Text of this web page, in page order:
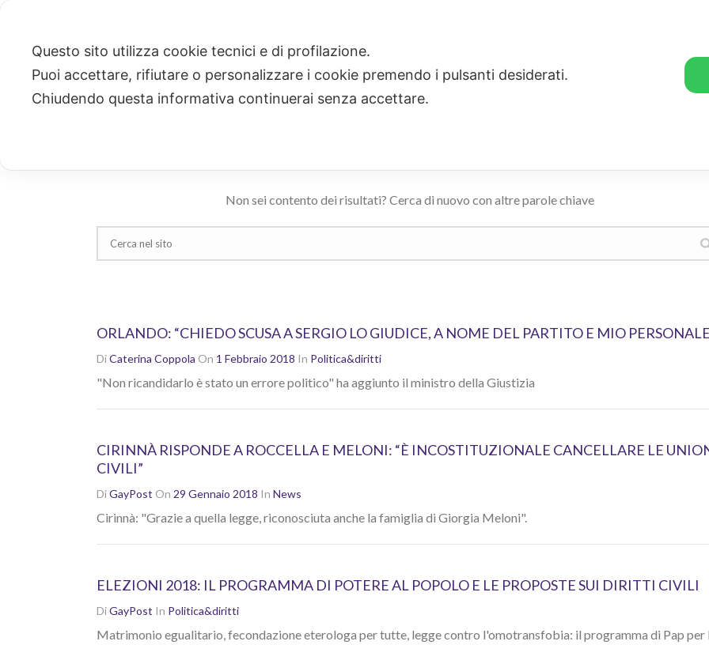
CERCA
Non sei contento dei risultati? Cerca di nuovo con altre parole chiave
ORLANDO: “CHIEDO SCUSA A SERGIO LO GIUDICE, A NOME DEL PARTITO E MIO
DiCaterina Coppola On 1 Febbraio 2018 In Politica&diritti
"Non ricandidarlo è stato un errore politico" ha aggiunto il ministro della Giustizia
CIRINNÀ RISPONDE A ROCCELLA E MELONI: “È INCOSTITUZIONALE CANCELLARE LE
CIVILI”
DiGayPost On 29 Gennaio 2018 In News
Cirinnà: "Grazie a quella legge, riconosciuta anche la famiglia di Giorgia Meloni".
ELEZIONI 2018: IL PROGRAMMA DI POTERE AL POPOLO E LE PROPOSTE SUI DIRITTI CIVILI
DiGayPost In Politica&diritti
Matrimonio egualitario, fecondazione eterologa per tutte, legge contro l'omotransfobia: il programma di Pap per
Questo sito utilizza cookie tecnici e di profilazione.
Puoi accettare, rifiutare o personalizzare i cookie premendo i pulsanti desiderati.
Chiudendo questa informativa continuerai senza accettare.